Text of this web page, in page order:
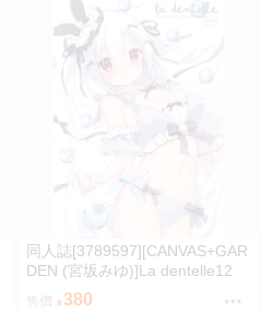
同人誌[3789597][CANVAS+GAR
DEN (宮坂みゆ)]La dentelle12
(創作)
售價 380